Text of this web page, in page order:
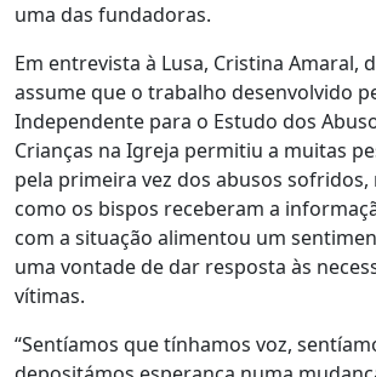
uma das fundadoras.
Em entrevista à Lusa, Cristina Amaral,
assume que o trabalho desenvolvido
Independente para o Estudo dos
Crianças na Igreja permitiu a muitas
pela primeira vez dos abusos sofridos,
como os bispos receberam a
com a situação alimentou um
uma vontade de dar resposta às
vítimas.
“Sentíamos que tínhamos voz,